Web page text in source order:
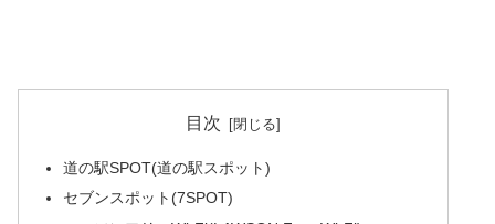
目次
道の駅SPOT(道の駅スポット)
セブンスポット(7SPOT)